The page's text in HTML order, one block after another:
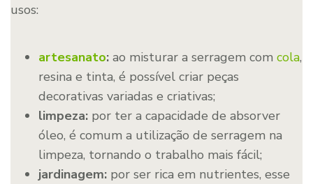
usos:
artesanato: ao misturar a serragem com cola,
resina e tinta, é possível criar peças
decorativas variadas e criativas;
limpeza: por ter a capacidade de absorver
óleo, é comum a utilização de serragem na
limpeza, tornando o trabalho mais fácil;
jardinagem: por ser rica em nutrientes, esse